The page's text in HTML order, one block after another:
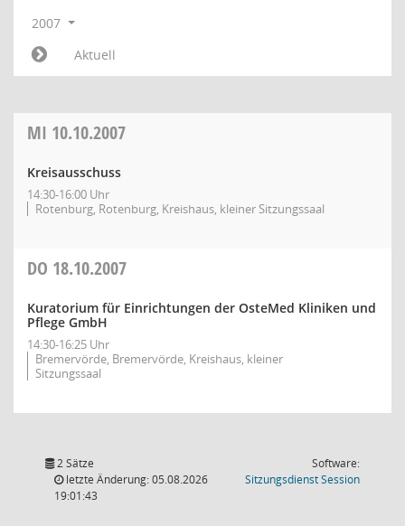
2007
Aktuell
MI 10.10.2007
Kreisausschuss
14:30-16:00 Uhr
Rotenburg, Rotenburg, Kreishaus, kleiner Sitzungssaal
DO 18.10.2007
Kuratorium für Einrichtungen der OsteMed Kliniken und
Pflege GmbH
14:30-16:25 Uhr
Bremervörde, Bremervörde, Kreishaus, kleiner
Sitzungssaal
2 Sätze
letzte Änderung: 05.08.2026
19:01:43
Software:
SitzungsdienstSession(Wird in